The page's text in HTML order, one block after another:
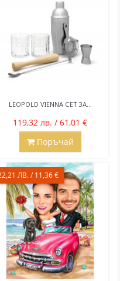
LEOPOLD VIENNA СЕТ ЗА...
119,32 лв. / 61,01 €
Поръчай
ЛВ. / 11,36 €